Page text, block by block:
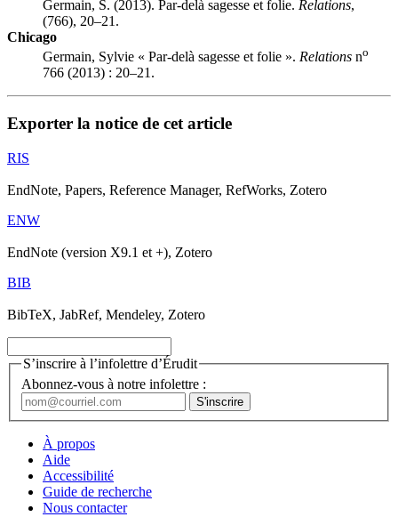
Germain, S. (2013). Par-delà sagesse et folie. Relations,
(766), 20–21.
Chicago
Germain, Sylvie « Par-delà sagesse et folie ». Relations no
766 (2013) : 20–21.
Exporter la notice de cet article
RIS
EndNote, Papers, Reference Manager, RefWorks, Zotero
ENW
EndNote (version X9.1 et +), Zotero
BIB
BibTeX, JabRef, Mendeley, Zotero
S’inscrire à l’infolettre d’Érudit
Abonnez-vous à notre infolettre :
À propos
Aide
Accessibilité
Guide de recherche
Nous contacter